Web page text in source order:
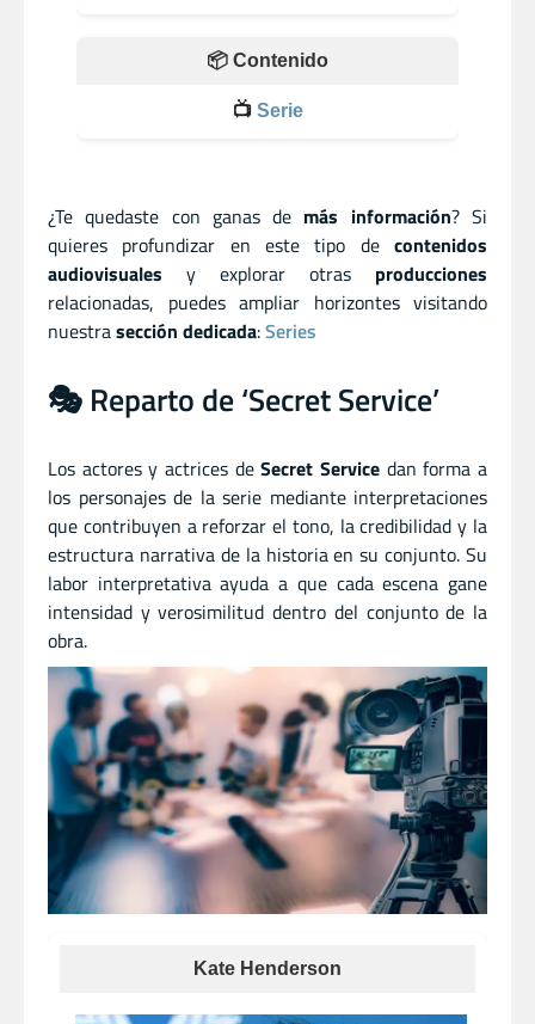
📦 Contenido
📺 Serie
¿Te quedaste con ganas de más información? Si
quieres profundizar en este tipo de contenidos
audiovisuales y explorar otras producciones
relacionadas, puedes ampliar horizontes visitando
nuestrasección dedicada:Series
🎭 Reparto de ‘Secret Service’
Los actores y actrices deSecret Service dan forma a
los personajes de la serie mediante interpretaciones
que contribuyen a reforzar el tono, la credibilidad y la
estructura narrativa de la historia en su conjunto. Su
labor interpretativa ayuda a que cada escena gane
intensidad y verosimilitud dentro del conjunto de la
obra.
Kate Henderson